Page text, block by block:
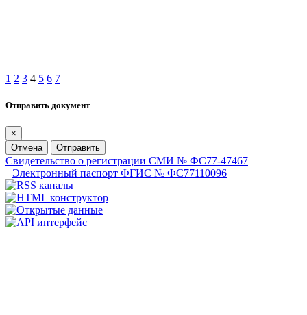
1 2 3 4 5 6 7
Отправить документ
×
Отмена
Отправить
Свидетельство о регистрации СМИ № ФС77-47467
Электронный паспорт ФГИС № ФС77110096